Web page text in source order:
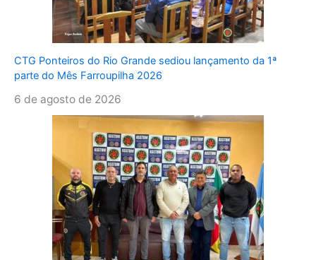
CTG Ponteiros do Rio Grande sediou lançamento da 1ª
parte do Mês Farroupilha 2026
6 de agosto de 2026